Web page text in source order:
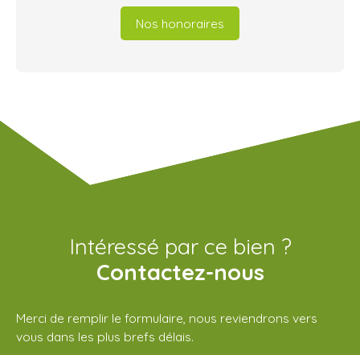
Nos honoraires
Intéressé par ce bien ?
Contactez-nous
Merci de remplir le formulaire, nous reviendrons vers
vous dans les plus brefs délais.